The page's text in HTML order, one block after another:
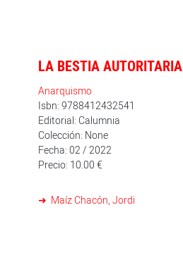
LA BESTIA AUTORITARIA
Anarquismo
Isbn: 9788412432541
Editorial: Calumnia
Colección: None
Fecha: 02 / 2022
Precio: 10.00 €
Maíz Chacón, Jordi